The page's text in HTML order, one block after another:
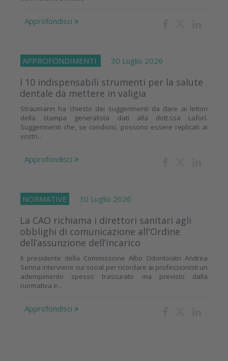
Approfondisci
APPROFONDIMENTI 30 Luglio 2026
I 10 indispensabili strumenti per la salute
dentale da mettere in valigia
Straumann ha chiesto dei suggerimenti da dare ai lettori
della stampa generalista dati alla dott.ssa Laforì.
Suggerimenti che, se condivisi, possono essere replicati ai
vostri...
Approfondisci
NORMATIVE 30 Luglio 2026
La CAO richiama i direttori sanitari agli
obblighi di comunicazione all'Ordine
dell’assunzione dell’incarico
Il presidente della Commissione Albo Odontoiatri Andrea
Senna interviene sui social per ricordare ai professionisti un
adempimento spesso trascurato ma previsto dalla
normativa e...
Approfondisci